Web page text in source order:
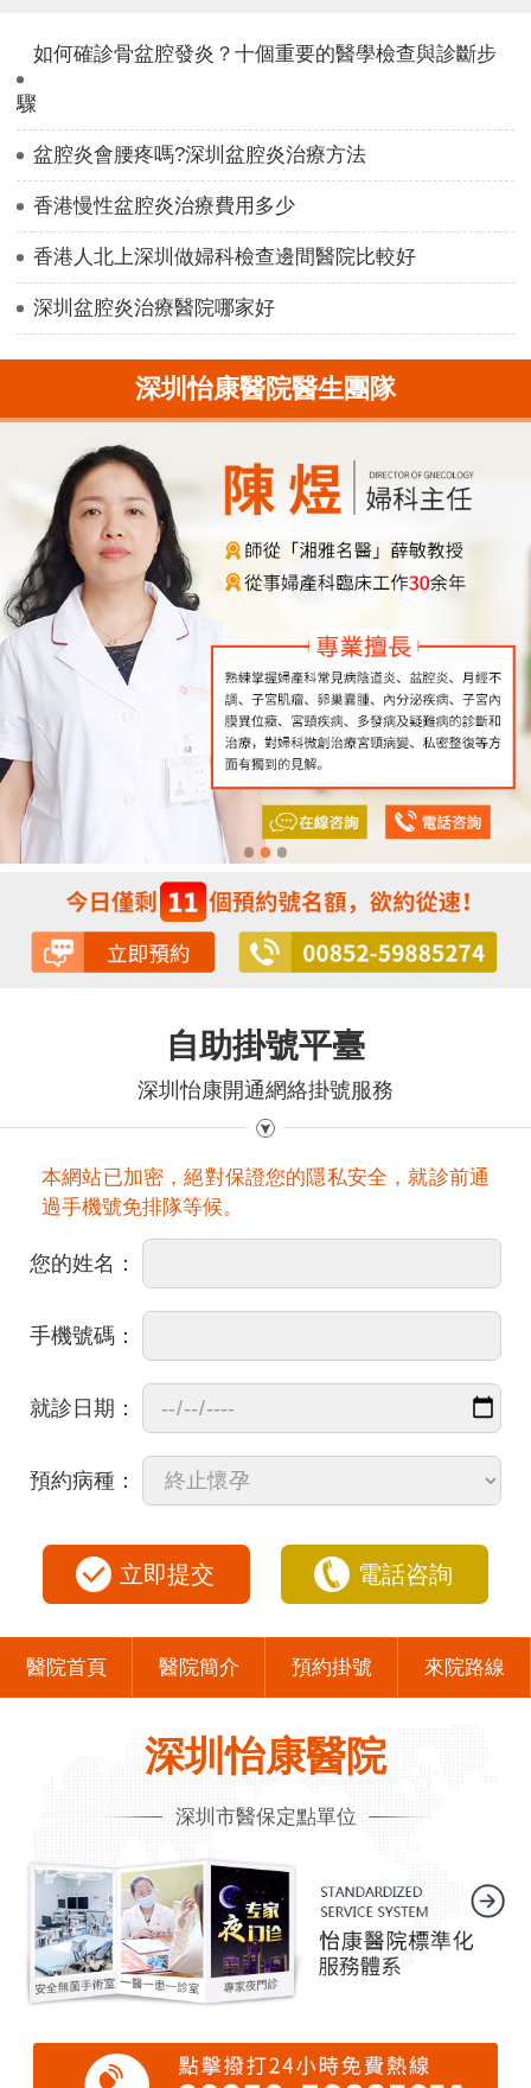
如何確診骨盆腔發炎？十個重要的醫學檢查與診斷步
驟
盆腔炎會腰疼嗎?深圳盆腔炎治療方法
香港慢性盆腔炎治療費用多少
香港人北上深圳做婦科檢查邊間醫院比較好
深圳盆腔炎治療醫院哪家好
深圳怡康醫院醫生團隊
自助掛號平臺
深圳怡康開通網絡掛號服務
本網站已加密，絕對保證您的隱私安全，就診前通
過手機號免排隊等候。
您的姓名：
手機號碼：
就診日期：
預約病種：
立即提交 電話咨詢
醫院首頁 醫院簡介 預約掛號 來院路線
深圳怡康醫院
深圳市醫保定點單位